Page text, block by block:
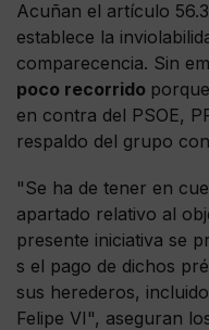
Acuñan el artículo
establece la
comparecencia. Sin
poco recorrido
en contra del PSOE,
respaldo del grupo
"Se ha de tener en
apartado relativo al
presente iniciativa se
s el pago de dichos
sus herederos,
Felipe VI", aseguran